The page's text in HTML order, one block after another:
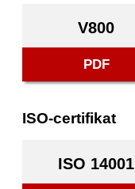
V800
PDF
ISO-certifikat
ISO 14001